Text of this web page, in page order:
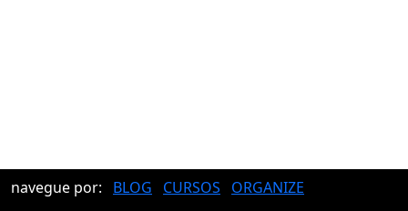
navegue por: BLOG CURSOS ORGANIZE